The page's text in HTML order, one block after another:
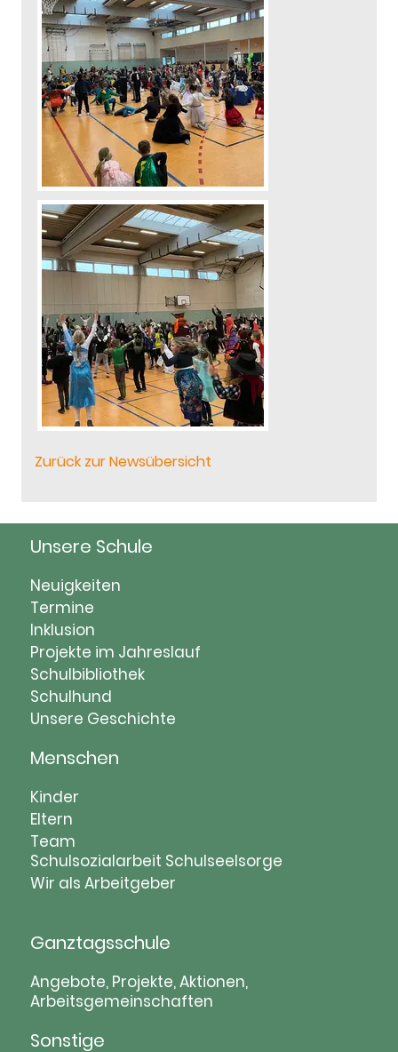
Zurück zur Newsübersicht
Unsere Schule
Navigation
überspringen
Neuigkeiten
Termine
Inklusion
Projekte im Jahreslauf
Schulbibliothek
Schulhund
Unsere Geschichte
Menschen
Navigation
überspringen
Kinder
Eltern
Team
Schulsozialarbeit Schulseelsorge
Wir als Arbeitgeber
Ganztagsschule
Navigation
überspringen
Angebote, Projekte, Aktionen,
Arbeitsgemeinschaften
Sonstige